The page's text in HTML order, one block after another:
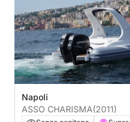
Napoli
ASSO CHARISMA(2011)